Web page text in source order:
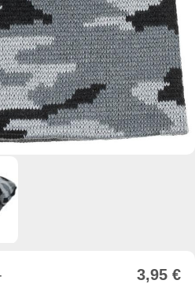
3,95 €